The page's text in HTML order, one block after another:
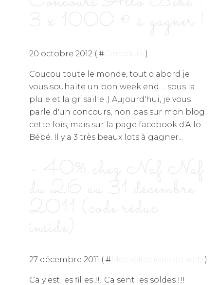
3 x 1000 € à gagner !
20 octobre 2012 ( # Concours )
Coucou toute le monde, tout d'abord je
vous souhaite un bon week end ... sous la
pluie et la grisaille ;) Aujourd'hui, je vous
parle d'un concours, non pas sur mon blog
cette fois, mais sur la page facebook d'Allo
Bébé. Il y a 3 très beaux lots à gagner...
- 40% chez Naf Naf
du 26 au 31 décembre
2011 (code réduc
inside)
27 décembre 2011 ( #Mes sélections du web )
Ca y est les filles !!! Ca sent les soldes !!!